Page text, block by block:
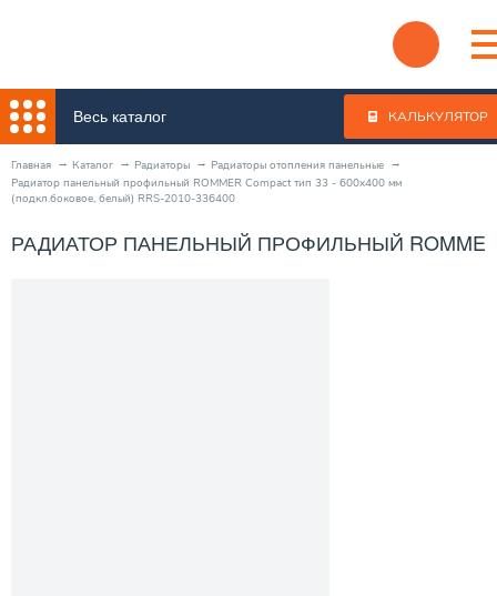
Весь каталог КАЛЬКУЛЯТОР
Главная Каталог Радиаторы
Радиаторы отопления панельные
Радиатор панельный профильный ROMMER Compact тип 33 - 600x400 мм
(подкл.боковое, белый) RRS-2010-336400
РАДИАТОР ПАНЕЛЬНЫЙ ПРОФИЛЬНЫЙ ROMMER